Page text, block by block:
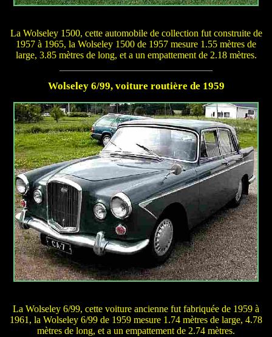
La Wolseley 1500, cette automobile de collection fut construite de
1957 à 1965, la Wolseley 1500 de 1957 mesure 1.55 mètres de
large, 3.85 mètres de long, et a un empattement de 2.18 mètres.
Wolseley 6/99, voiture routière de 1959
La Wolseley 6/99, cette voiture ancienne fut fabriquée de 1959 à
1961, la Wolseley 6/99 de 1959 mesure 1.74 mètres de large, 4.78
mètres de long, et a un empattement de 2.74 mètres.